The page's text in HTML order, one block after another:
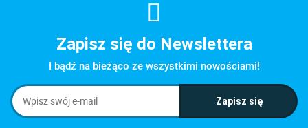
Zapisz się do Newslettera
I bądź na bieżąco ze wszystkimi nowościami!